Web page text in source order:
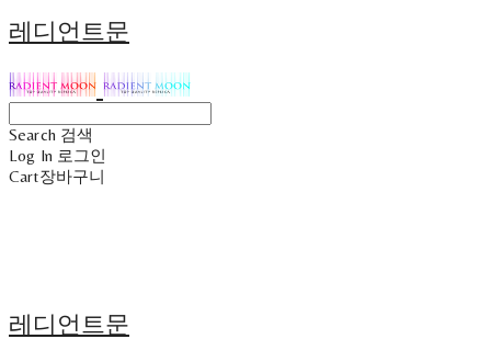
레디언트문
Search 검색
Log In 로그인
Cart장바구니
레디언트문